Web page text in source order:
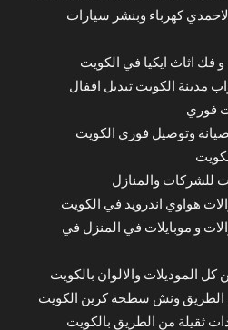
كهرباء وبنشر سيارات
فك اثاث ايكيا في الكويت
مدينة الكويت تبديل اقفال
فوري
وتوصيل فوري الكويت
للشركات والمنازل
هواوي اندرويد في الكويت
و موبايلات في المنزل في
الموديلات والالوان بالكويت
ونش سطحة كرين الكويت
ثقيلة من الطريق بالكويت